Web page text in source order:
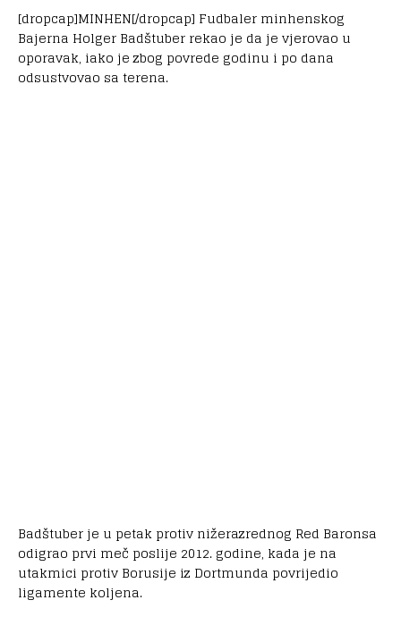
[dropcap]MINHEN[/dropcap] Fudbaler minhenskog
Bajerna Holger Badštuber rekao je da je vjerovao u
oporavak, iako je zbog povrede godinu i po dana
odsustvovao sa terena.
Badštuber je u petak protiv nižerazrednog Red Baronsa
odigrao prvi meč poslije 2012. godine, kada je na
utakmici protiv Borusije iz Dortmunda povrijedio
ligamente koljena.